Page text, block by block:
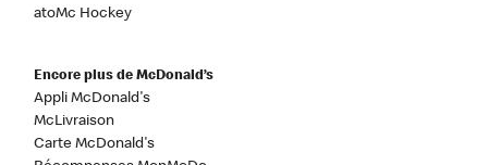
atoMc Hockey
Encore plus de McDonald’s
Appli McDonald's
McLivraison
Carte McDonald's